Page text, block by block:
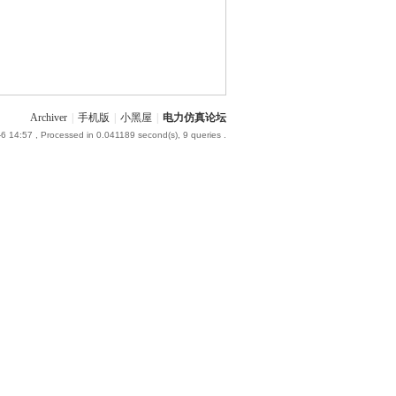
Archiver 手机版 小黑屋 电力仿真论坛
14:57 , Processed in 0.041189 second(s), 9 queries .